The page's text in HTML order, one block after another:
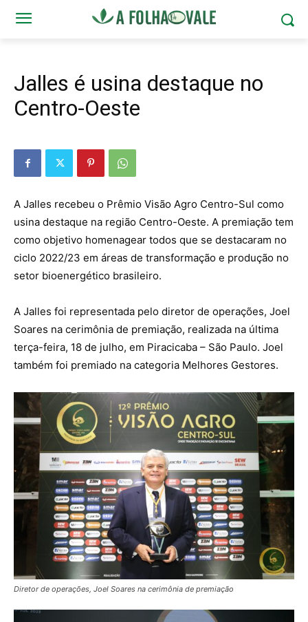
Jalles é usina destaque no
Centro-Oeste
A Jalles recebeu o Prêmio Visão Agro Centro-Sul como
usina destaque na região Centro-Oeste. A premiação tem
como objetivo homenagear todos que se destacaram no
ciclo 2022/23 em áreas de transformação e produção no
setor bioenergético brasileiro.
A Jalles foi representada pelo diretor de operações, Joel
Soares na cerimônia de premiação, realizada na última
terça-feira, 18 de julho, em Piracicaba – São Paulo. Joel
também foi premiado na categoria Melhores Gestores.
Diretor de operações, Joel Soares na cerimônia de premiação